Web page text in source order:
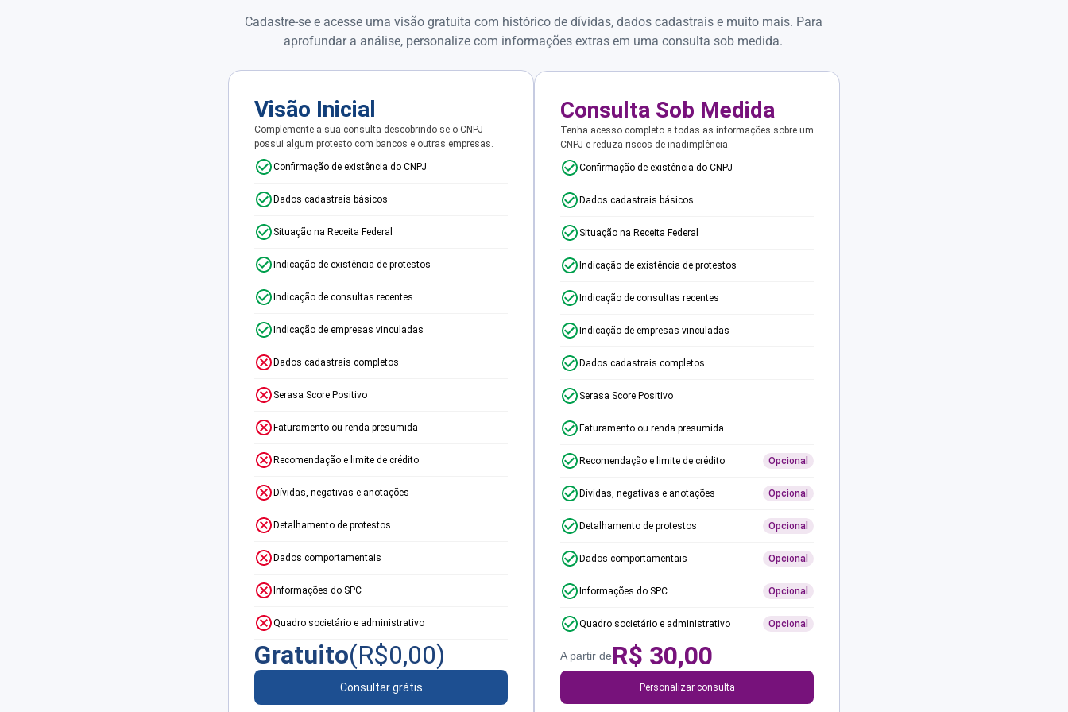
Cadastre-se e acesse uma visão gratuita com histórico de dívidas, dados cadastrais e muito mais. Para
aprofundar a análise, personalize com informações extras em uma consulta sob medida.
Visão Inicial
Complemente a sua consulta descobrindo se o CNPJ
possui algum protesto com bancos e outras empresas.
Confirmação de existência do CNPJ
Dados cadastrais básicos
Situação na Receita Federal
Indicação de existência de protestos
Indicação de consultas recentes
Indicação de empresas vinculadas
Dados cadastrais completos
Serasa Score Positivo
Faturamento ou renda presumida
Recomendação e limite de crédito
Dívidas, negativas e anotações
Detalhamento de protestos
Dados comportamentais
Informações do SPC
Quadro societário e administrativo
Gratuito(R$0,00)
Consultar grátis
Consulta Sob Medida
Tenha acesso completo a todas as informações sobre um
CNPJ e reduza riscos de inadimplência.
Confirmação de existência do CNPJ
Dados cadastrais básicos
Situação na Receita Federal
Indicação de existência de protestos
Indicação de consultas recentes
Indicação de empresas vinculadas
Dados cadastrais completos
Serasa Score Positivo
Faturamento ou renda presumida
Recomendação e limite de crédito Opcional
Dívidas, negativas e anotações Opcional
Detalhamento de protestos Opcional
Dados comportamentais Opcional
Informações do SPC Opcional
Quadro societário e administrativo Opcional
A partir deR$ 30,00
Personalizar consulta